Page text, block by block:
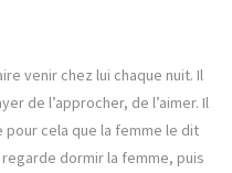
venir chez lui chaque nuit. Il
de l’approcher, de l’aimer. Il
pour cela que la femme le dit
dormir la femme, puis